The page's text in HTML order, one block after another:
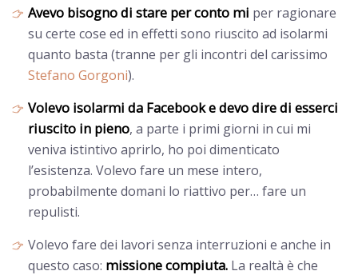
Avevo bisogno di stare per conto mi per ragionare
su certe cose ed in effetti sono riuscito ad isolarmi
quanto basta (tranne per gli incontri del carissimo
Stefano Gorgoni).
Volevo isolarmi da Facebook e devo dire di esserci
riuscito in pieno, a parte i primi giorni in cui mi
veniva istintivo aprirlo, ho poi dimenticato
l’esistenza. Volevo fare un mese intero,
probabilmente domani lo riattivo per… fare un
repulisti.
Volevo fare dei lavori senza interruzioni e anche in
questo caso: missione compiuta. La realtà è che